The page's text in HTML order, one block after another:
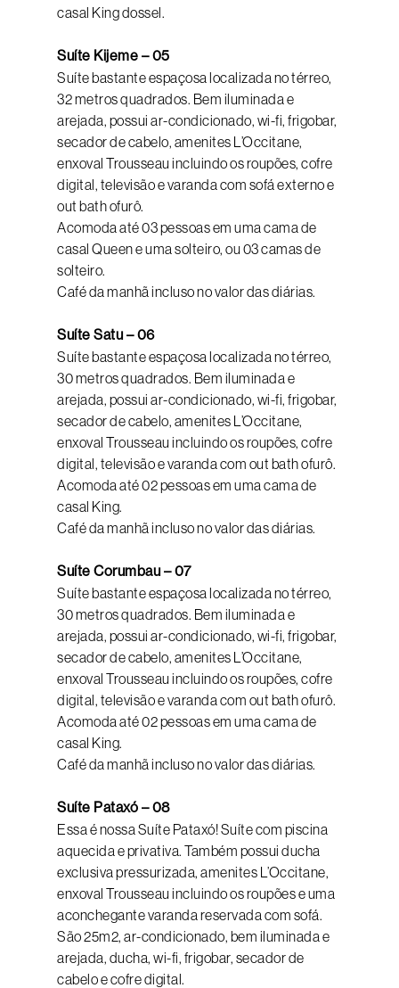
casal King dossel.
Suíte Kijeme – 05
Suíte bastante espaçosa localizada no térreo,
32 metros quadrados. Bem iluminada e
arejada, possui ar-condicionado, wi-fi, frigobar,
secador de cabelo, amenites L’Occitane,
enxoval Trousseau incluindo os roupões, cofre
digital, televisão e varanda com sofá externo e
out bath ofurô.
Acomoda até 03 pessoas em uma cama de
casal Queen e uma solteiro, ou 03 camas de
solteiro.
Café da manhã incluso no valor das diárias.
Suíte Satu – 06
Suíte bastante espaçosa localizada no térreo,
30 metros quadrados. Bem iluminada e
arejada, possui ar-condicionado, wi-fi, frigobar,
secador de cabelo, amenites L’Occitane,
enxoval Trousseau incluindo os roupões, cofre
digital, televisão e varanda com out bath ofurô.
Acomoda até 02 pessoas em uma cama de
casal King.
Café da manhã incluso no valor das diárias.
Suíte Corumbau – 07
Suíte bastante espaçosa localizada no térreo,
30 metros quadrados. Bem iluminada e
arejada, possui ar-condicionado, wi-fi, frigobar,
secador de cabelo, amenites L’Occitane,
enxoval Trousseau incluindo os roupões, cofre
digital, televisão e varanda com out bath ofurô.
Acomoda até 02 pessoas em uma cama de
casal King.
Café da manhã incluso no valor das diárias.
Suíte Pataxó – 08
Essa é nossa Suíte Pataxó! Suíte com piscina
aquecida e privativa. Também possui ducha
exclusiva pressurizada, amenites L’Occitane,
enxoval Trousseau incluindo os roupões e uma
aconchegante varanda reservada com sofá.
São 25m2, ar-condicionado, bem iluminada e
arejada, ducha, wi-fi, frigobar, secador de
cabelo e cofre digital.